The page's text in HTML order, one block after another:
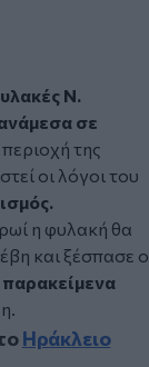
Ν.
σε
της
οι λόγοι του
η φυλακή θα
και ξέσπασε ο
Ηράκλειο